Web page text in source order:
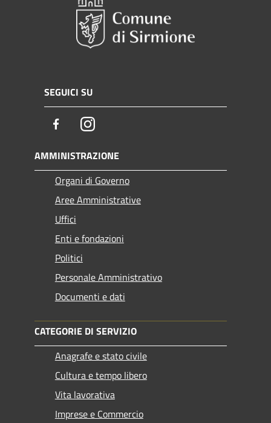
SEGUICI SU
FacebookInstagram
AMMINISTRAZIONE
Organi di Governo
Aree Amministrative
Uffici
Enti e fondazioni
Politici
Personale Amministrativo
Documenti e dati
CATEGORIE DI SERVIZIO
Anagrafe e stato civile
Cultura e tempo libero
Vita lavorativa
Imprese e Commercio